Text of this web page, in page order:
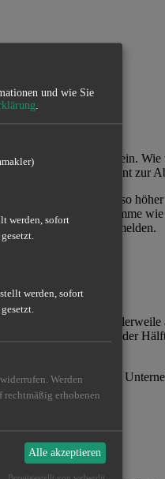
davon betroffen sein.
Risk Management zur
generieren, um so
neue Schadprogramme
vom System abzumelden.
oder Spionage
von Schäden bei fast der
und gefährde sein
und wie Sie
.
werden, sofort
werden, sofort
Werden
erhobenen
Alle akzeptieren